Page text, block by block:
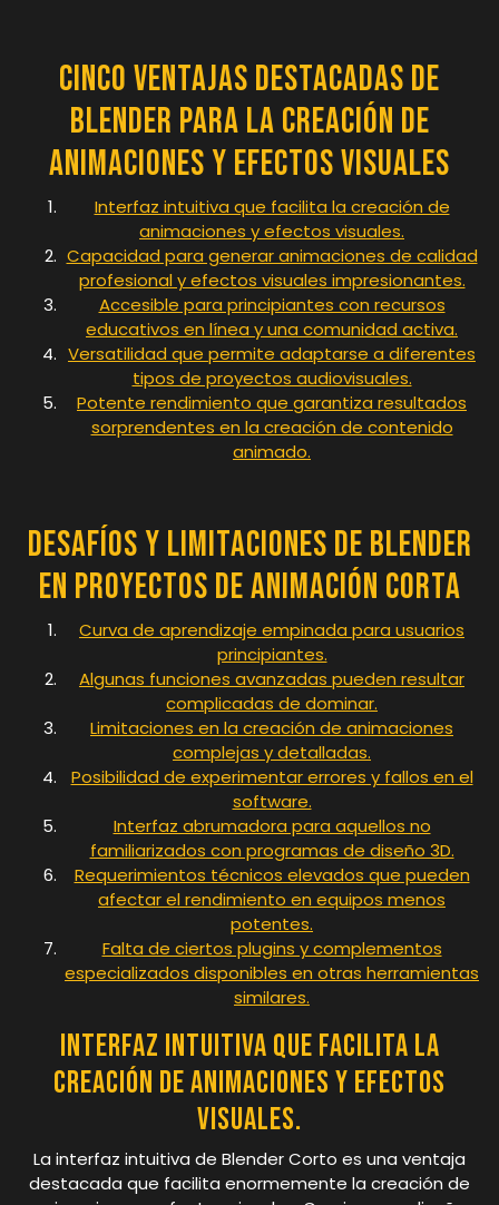
Cinco Ventajas Destacadas de
Blender para la Creación de
Animaciones y Efectos Visuales
Interfaz intuitiva que facilita la creación de
animaciones y efectos visuales.
Capacidad para generar animaciones de calidad
profesional y efectos visuales impresionantes.
Accesible para principiantes con recursos
educativos en línea y una comunidad activa.
Versatilidad que permite adaptarse a diferentes
tipos de proyectos audiovisuales.
Potente rendimiento que garantiza resultados
sorprendentes en la creación de contenido
animado.
Desafíos y Limitaciones de Blender
en Proyectos de Animación Corta
Curva de aprendizaje empinada para usuarios
principiantes.
Algunas funciones avanzadas pueden resultar
complicadas de dominar.
Limitaciones en la creación de animaciones
complejas y detalladas.
Posibilidad de experimentar errores y fallos en el
software.
Interfaz abrumadora para aquellos no
familiarizados con programas de diseño 3D.
Requerimientos técnicos elevados que pueden
afectar el rendimiento en equipos menos
potentes.
Falta de ciertos plugins y complementos
especializados disponibles en otras herramientas
similares.
Interfaz intuitiva que facilita la
creación de animaciones y efectos
visuales.
La interfaz intuitiva de Blender Corto es una ventaja
destacada que facilita enormemente la creación de